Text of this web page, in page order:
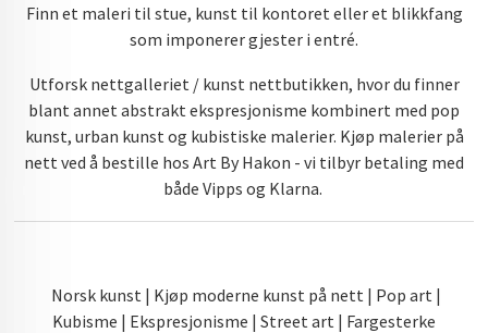
Finn et maleri til stue, kunst til kontoret eller et blikkfang
som imponerer gjester i entré.
Utforsk nettgalleriet / kunst nettbutikken, hvor du finner
blant annet abstrakt ekspresjonisme kombinert med pop
kunst, urban kunst og kubistiske malerier. Kjøp malerier på
nett ved å bestille hos Art By Hakon - vi tilbyr betaling med
både Vipps og Klarna.
Norsk kunst | Kjøp moderne kunst på nett | Pop art |
Kubisme | Ekspresjonisme | Street art | Fargesterke